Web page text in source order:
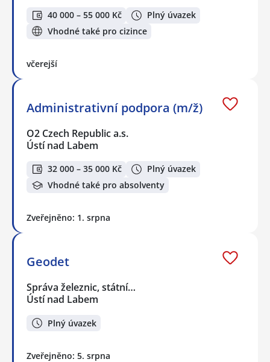
40 000 – 55 000 Kč
Plný úvazek
Vhodné také pro cizince
včerejší
Administrativní podpora (m/ž)
O2 Czech Republic a.s.
Ústí nad Labem
32 000 – 35 000 Kč
Plný úvazek
Vhodné také pro absolventy
Zveřejněno: 1. srpna
Geodet
Správa železnic, státní…
Ústí nad Labem
Plný úvazek
Zveřejněno: 5. srpna